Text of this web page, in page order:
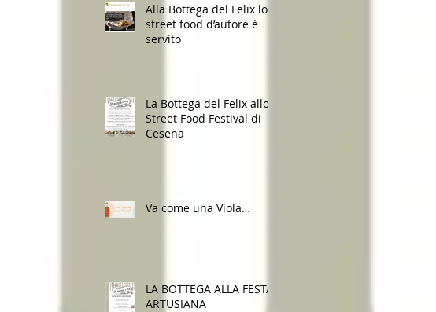
Alla Bottega del Felix lo
street food d’autore è
servito
La Bottega del Felix allo
Street Food Festival di
Cesena
Va come una Viola…
LA BOTTEGA ALLA FESTA
ARTUSIANA